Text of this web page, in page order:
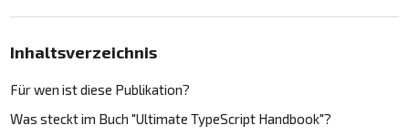
Inhaltsverzeichnis
Für wen ist diese Publikation?
Was steckt im Buch "Ultimate TypeScript Handbook"?